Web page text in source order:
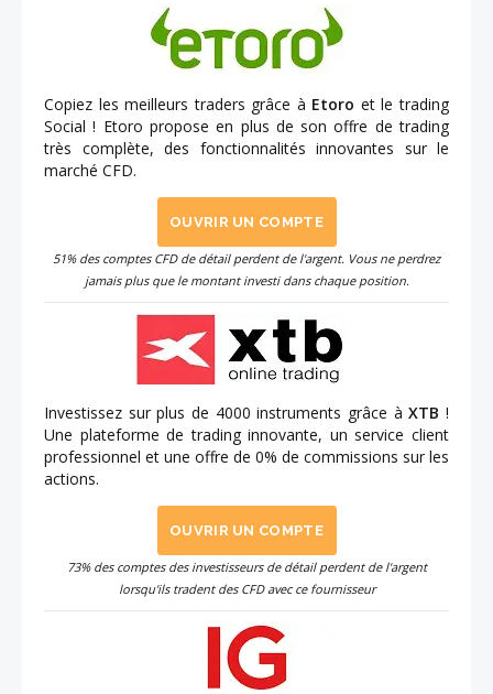
Copiez les meilleurs traders grâce à Etoro et le trading
Social ! Etoro propose en plus de son offre de trading
très complète, des fonctionnalités innovantes sur le
marché CFD.
OUVRIR UN COMPTE
51% des comptes CFD de détail perdent de l'argent. Vous ne perdrez
jamais plus que le montant investi dans chaque position.
Investissez sur plus de 4000 instruments grâce àXTB !
Une plateforme de trading innovante, un service client
professionnel et une offre de 0% de commissions sur les
actions.
OUVRIR UN COMPTE
73% des comptes des investisseurs de détail perdent de l'argent
lorsqu'ils tradent des CFD avec ce fournisseur